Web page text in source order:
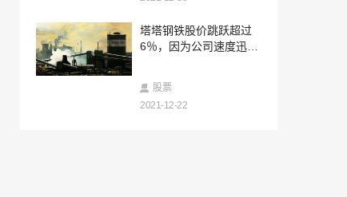
sensex，漂亮的末端红色，停止三天的升
序条纹;这是今天的专家所做的
2022-01-07
起泡的比特币：加密货币飙升超过61,000
美元的标记，历史新高
塔塔钢铁股价跳跃超过
6％，因为公司速度迅速
股票
2021-12-22